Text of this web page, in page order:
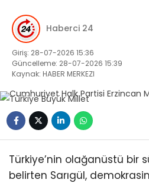
Haberci 24
Giriş: 28-07-2026 15:36
Güncelleme: 28-07-2026 15:39
Kaynak: HABER MERKEZI
Türkiye’nin olağanüstü bir
belirten Sarıgül,